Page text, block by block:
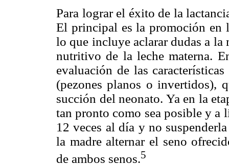
Para lograr el éxito de la
El principal es la promoción en
lo que incluye aclarar dudas a
nutritivo de la leche materna.
evaluación de las
(pezones planos o invertidos),
succión del neonato. Ya en la
tan pronto como sea posible y a
12 veces al día y no
la madre alternar el seno
de ambos senos.5